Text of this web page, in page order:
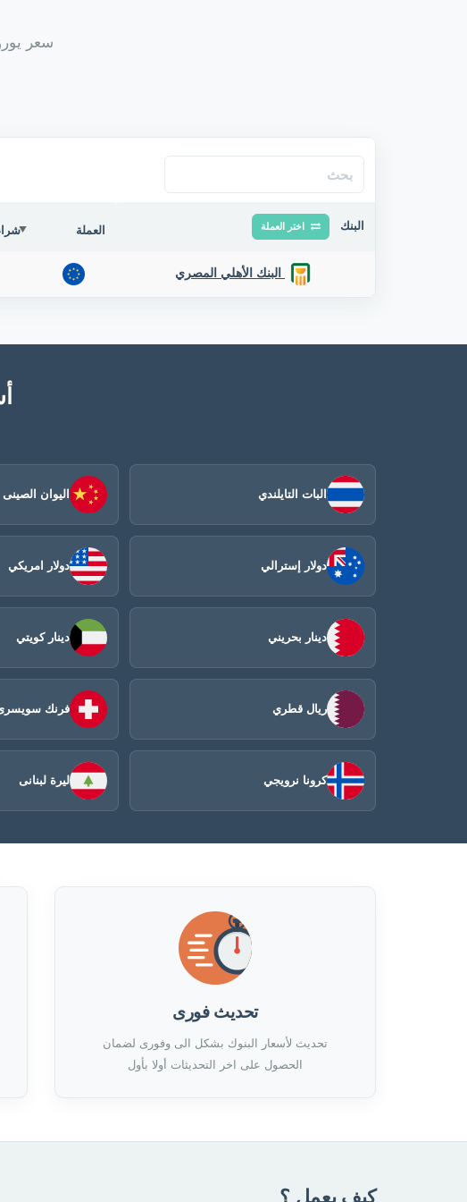
سعر يورو
البنك اختر العملة العملة
البنك الأهلي المصري
البات التايلندي اليوان الصينى​
دولار إسترالي دولار امريكي
دينار بحريني دينار كويتي
ريال قطري فرنك
كرونا نرويجي ليرة لبنانى
تحديث فورى
تحديث لأسعار البنوك بشكل الى وفورى لضمان
الحصول على اخر التحديثات أولا بأول
كيف يعمل ؟